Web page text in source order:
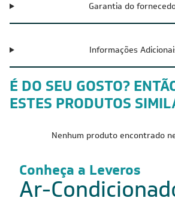
Garantia do
Informações
É DO SEU GOSTO?
ESTES PRODUTOS
Nenhum produto encontrado
Conheça a Leveros
Ar-